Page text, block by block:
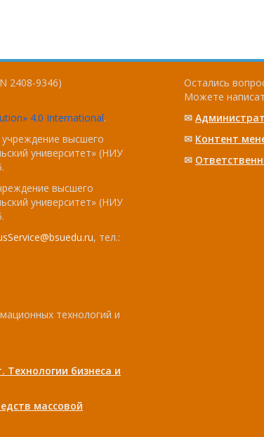
2408-9346)
4.0 International.
высшего
университет» (НИУ
высшего
университет» (НИУ
, тел.:
технологий и
бизнеса и
массовой
Остались
Можете
✉
✉ Контент
✉